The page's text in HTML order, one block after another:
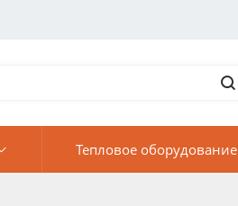
Тепловое оборудование